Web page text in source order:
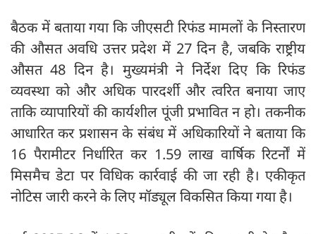
बैठक में बताया गया कि जीएसटी रिफंड मामलों के निस्तारण
की औसत अवधि उत्तर प्रदेश में 27 दिन है, जबकि राष्ट्रीय
औसत 48 दिन है। मुख्यमंत्री ने निर्देश दिए कि रिफंड
व्यवस्था को और अधिक पारदर्शी और त्वरित बनाया जाए
ताकि व्यापारियों की कार्यशील पूंजी प्रभावित न हो। तकनीक
आधारित कर प्रशासन के संबंध में अधिकारियों ने बताया कि
16 पैरामीटर निर्धारित कर 1.59 लाख वार्षिक रिटर्नों में
मिसमैच डेटा पर विधिक कार्रवाई की जा रही है। एकीकृत
नोटिस जारी करने के लिए मॉड्यूल विकसित किया गया है।